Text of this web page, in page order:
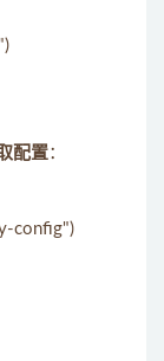
配置：
config")